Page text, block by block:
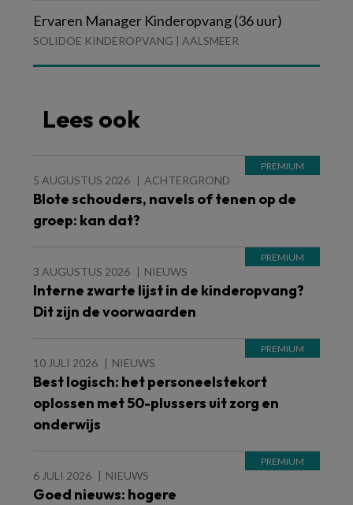
Ervaren Manager Kinderopvang (36 uur)
SOLIDOE KINDEROPVANG | AALSMEER
Lees ook
5 AUGUSTUS 2026 ACHTERGROND
Blote schouders, navels of tenen op de
groep: kan dat?
3 AUGUSTUS 2026 NIEUWS
Interne zwarte lijst in de kinderopvang?
Dit zijn de voorwaarden
10 JULI 2026 NIEUWS
Best logisch: het personeelstekort
oplossen met 50-plussers uit zorg en
onderwijs
6 JULI 2026 NIEUWS
Goed nieuws: hogere